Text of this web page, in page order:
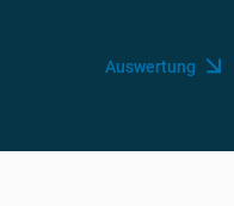
Auswertung